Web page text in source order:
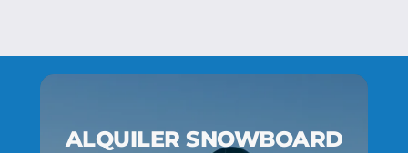
ALQUILER SNOWBOARD